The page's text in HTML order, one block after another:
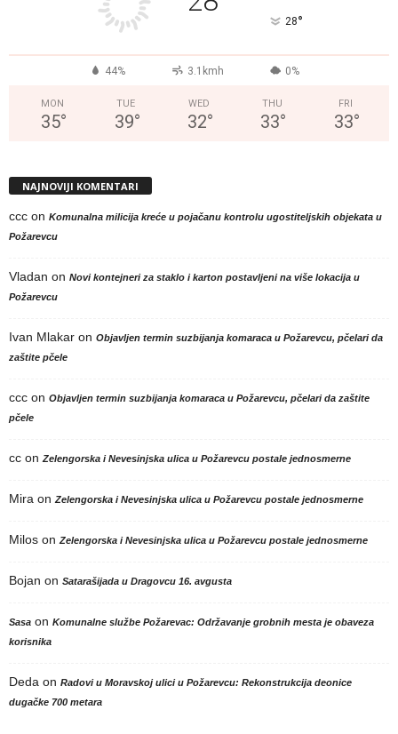
28°
44% 3.1kmh 0%
MON
35°
TUE
39°
WED
32°
THU
33°
FRI
33°
NAJNOVIJI KOMENTARI
ccc on Komunalna milicija kreće u pojačanu kontrolu ugostiteljskih objekata u
Požarevcu
Vladan on Novi kontejneri za staklo i karton postavljeni na više lokacija u
Požarevcu
Ivan Mlakar on Objavljen termin suzbijanja komaraca u Požarevcu, pčelari da
zaštite pčele
ccc on Objavljen termin suzbijanja komaraca u Požarevcu, pčelari da zaštite
pčele
cc onZelengorska i Nevesinjska ulica u Požarevcu postale jednosmerne
Mira onZelengorska i Nevesinjska ulica u Požarevcu postale jednosmerne
Milos onZelengorska i Nevesinjska ulica u Požarevcu postale jednosmerne
Bojan on Satarašijada u Dragovcu 16. avgusta
Sasa on Komunalne službe Požarevac: Održavanje grobnih mesta je obaveza
korisnika
Deda on Radovi u Moravskoj ulici u Požarevcu: Rekonstrukcija deonice
dugačke 700 metara